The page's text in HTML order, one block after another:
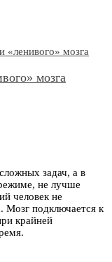
мозга
задач, а в
не лучше
человек не
Мозг подключается к
крайней